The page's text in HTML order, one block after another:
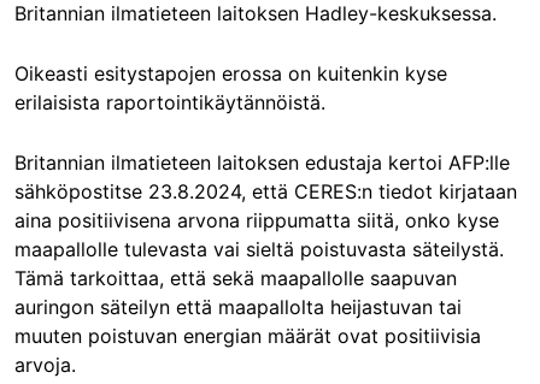
Britannian ilmatieteen laitoksen Hadley-keskuksessa.
Oikeasti esitystapojen erossa on kuitenkin kyse
erilaisista raportointikäytännöistä.
Britannian ilmatieteen laitoksen edustaja kertoi AFP:lle
sähköpostitse 23.8.2024, että CERES:n tiedot kirjataan
aina positiivisena arvona riippumatta siitä, onko kyse
maapallolle tulevasta vai sieltä poistuvasta säteilystä.
Tämä tarkoittaa, että sekä maapallolle saapuvan
auringon säteilyn että maapallolta heijastuvan tai
muuten poistuvan energian määrät ovat positiivisia
arvoja.